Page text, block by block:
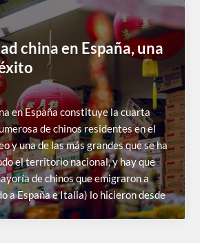
china en España, una
en España constituye la cuarta
de chinos residentes en el
y una de las más grandes que se ha
el territorio nacional, y hay que
de chinos que emigraron a
a España e Italia) lo hicieron desde